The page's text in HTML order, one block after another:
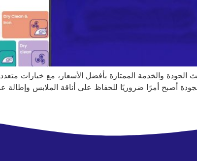
والخدمة الممتازة بأفضل الأسعار، مع خيارات
أصبح أمرًا ضروريًا للحفاظ على أناقة الملابس وإطالة